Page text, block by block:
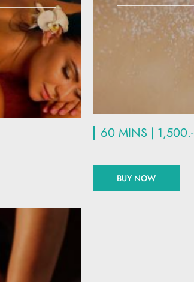
60 MINS | 1,500.-
BUY NOW